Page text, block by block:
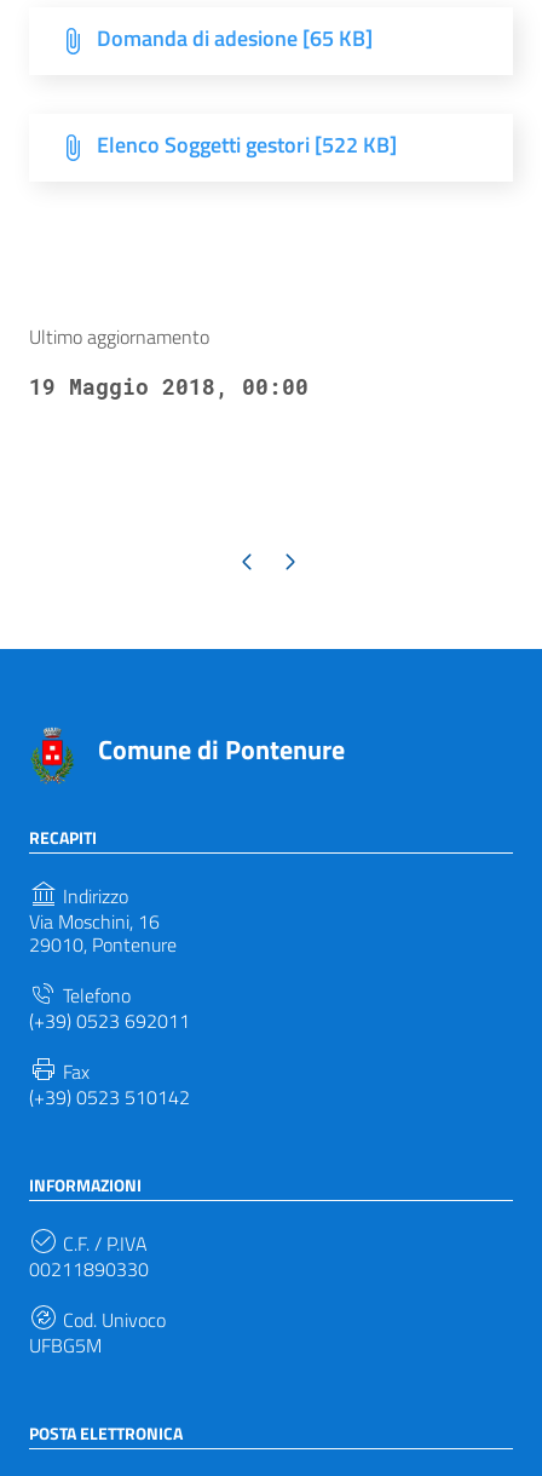
Domanda di adesione [65 KB]
Elenco Soggetti gestori [522 KB]
Ultimo aggiornamento
19 Maggio 2018, 00:00
Pagina precedente
Pagina successiva
Comune di Pontenure
RECAPITI
Indirizzo
Via Moschini, 16
29010, Pontenure
Telefono
(+39) 0523 692011
Fax
(+39) 0523 510142
INFORMAZIONI
C.F. / P.IVA
00211890330
Cod. Univoco
UFBG5M
POSTA ELETTRONICA